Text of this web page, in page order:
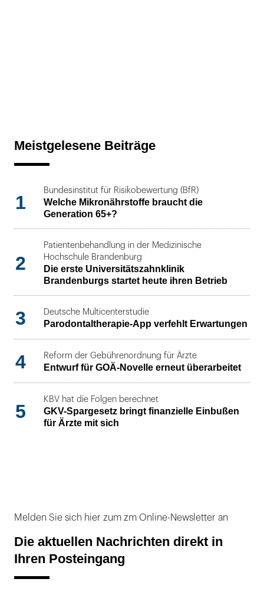
Meistgelesene Beiträge
1
Bundesinstitut für Risikobewertung (BfR)
Welche Mikronährstoffe braucht die
Generation 65+?
2
Patientenbehandlung in der Medizinische
Hochschule Brandenburg
Die erste Universitätszahnklinik
Brandenburgs startet heute ihren Betrieb
3 Deutsche Multicenterstudie
Parodontaltherapie-App verfehlt Erwartungen
4 Reform der Gebührenordnung für Ärzte
Entwurf für GOÄ-Novelle erneut überarbeitet
5
KBV hat die Folgen berechnet
GKV-Spargesetz bringt finanzielle Einbußen
für Ärzte mit sich
Melden Sie sich hier zum zm Online-Newsletter an
Die aktuellen Nachrichten direkt in
Ihren Posteingang